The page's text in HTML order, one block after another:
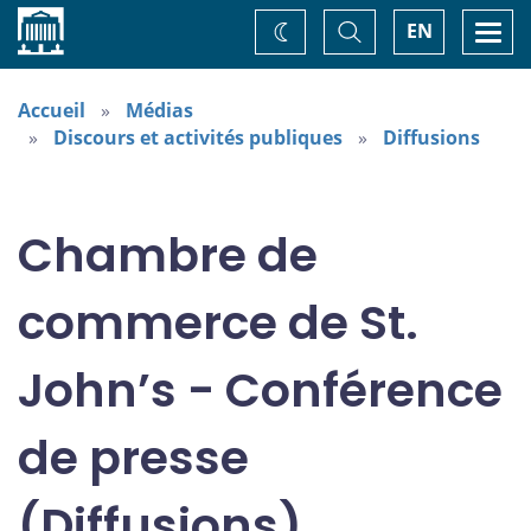
Accueil EN
Basculer
la
recherche
Changez
de
Accueil
Médias
Discours et activités publiques
Diffusions
Chambre de
commerce de St.
John’s - Conférence
de presse